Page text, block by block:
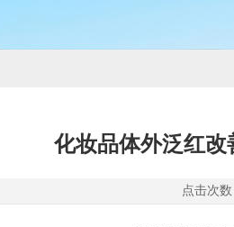
化妆品体外泛红改
点击次